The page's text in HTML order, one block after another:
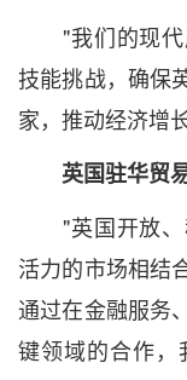
"我们的现代
技能挑战，确保
家，推动经济增
英国驻华贸
"英国开放、
活力的市场相结
通过在金融服务
键领域的合作